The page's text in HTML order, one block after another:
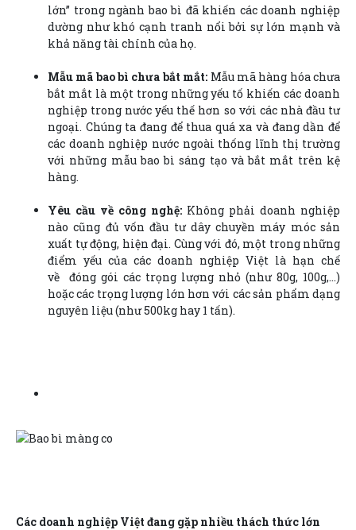
lớn” trong ngành bao bì đã khiến các doanh nghiệp
dường như khó cạnh tranh nổi bởi sự lớn mạnh và
khả năng tài chính của họ.
Mẫu mã bao bì chưa bắt mắt: Mẫu mã hàng hóa chưa
bắt mắt là một trong những yếu tố khiến các doanh
nghiệp trong nước yếu thế hơn so với các nhà đầu tư
ngoại. Chúng ta đang để thua quá xa và đang dần để
các doanh nghiệp nước ngoài thống lĩnh thị trường
với những mẫu bao bì sáng tạo và bắt mắt trên kệ
hàng.
Yêu cầu về công nghệ: Không phải doanh nghiệp
nào cũng đủ vốn đầu tư dây chuyền máy móc sản
xuất tự động, hiện đại. Cùng với đó, một trong những
điểm yếu của các doanh nghiệp Việt là hạn chế
về đóng gói các trọng lượng nhỏ (như 80g, 100g,…)
hoặc các trọng lượng lớn hơn với các sản phẩm dạng
nguyên liệu (như 500kg hay 1 tấn).
Các doanh nghiệp Việt đang gặp nhiều thách thức lớn